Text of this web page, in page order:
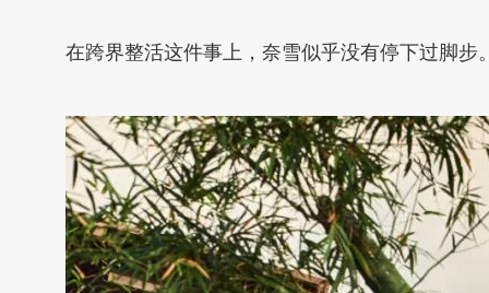
在跨界整活这件事上，奈雪似乎没有停下过脚步